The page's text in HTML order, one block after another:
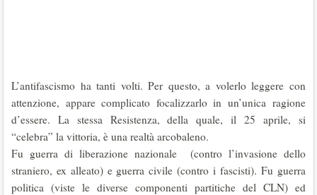
L’antifascismo ha tanti volti. Per questo, a volerlo leggere con
attenzione, appare complicato focalizzarlo in un’unica ragione
d’essere. La stessa Resistenza, della quale, il 25 aprile, si
“celebra” la vittoria, è una realtà arcobaleno.
Fu guerra di liberazione nazionale (contro l’invasione dello
straniero, ex alleato) e guerra civile (contro i fascisti). Fu guerra
politica (viste le diverse componenti partitiche del CLN) ed